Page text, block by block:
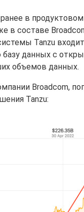
в
в составе
Tanzu
данных с
объемов данных.
Broadcom,
Tanzu: